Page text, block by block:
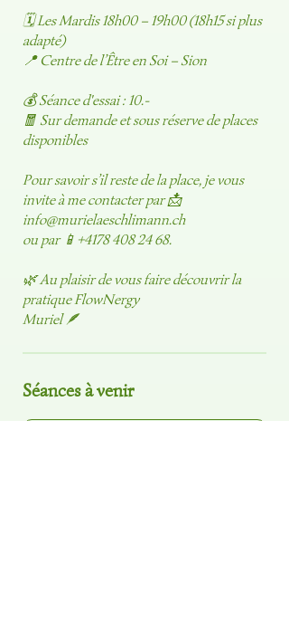
🗓 Les Mardis 18h00 – 19h00 (18h15 si plus
adapté)
📍 Centre de l’Être en Soi – Sion
💰 Séance d'essai : 10.-
🧧 Sur demande et sous réserve de places
disponibles
Pour savoir s’il reste de la place, je vous
invite à me contacter par 📩
info@murielaeschlimann.ch
ou par 📱+4178 408 24 68.
🌿 Au plaisir de vous faire découvrir la
pratique FlowNergy
Muriel 🪶
Séances à venir